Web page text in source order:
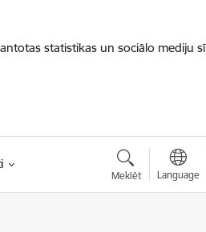
statistikas un sociālo mediju
Meklēt Language